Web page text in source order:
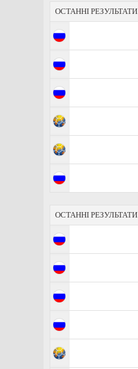
ОСТАННІ РЕЗУЛЬТАТИ
ОСТАННІ РЕЗУЛЬТАТИ